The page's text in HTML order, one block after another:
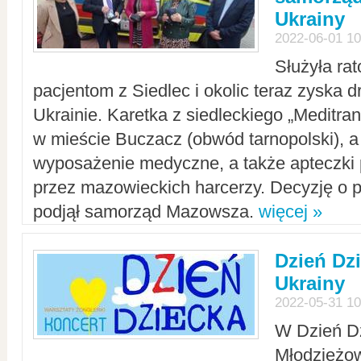
Ukrainy
2022-06-01
Służyła
pacjentom z Siedlec i okolic teraz zyska
Ukrainie. Karetka z siedleckiego
w mieście Buczacz (obwód tarnopolski),
wyposażenie medyczne, a także apteczki
przez mazowieckich harcerzy. Decyzję o
podjął samorząd Mazowsza. więcej »
Dzień
Ukrainy
2022-05-31
W Dzień